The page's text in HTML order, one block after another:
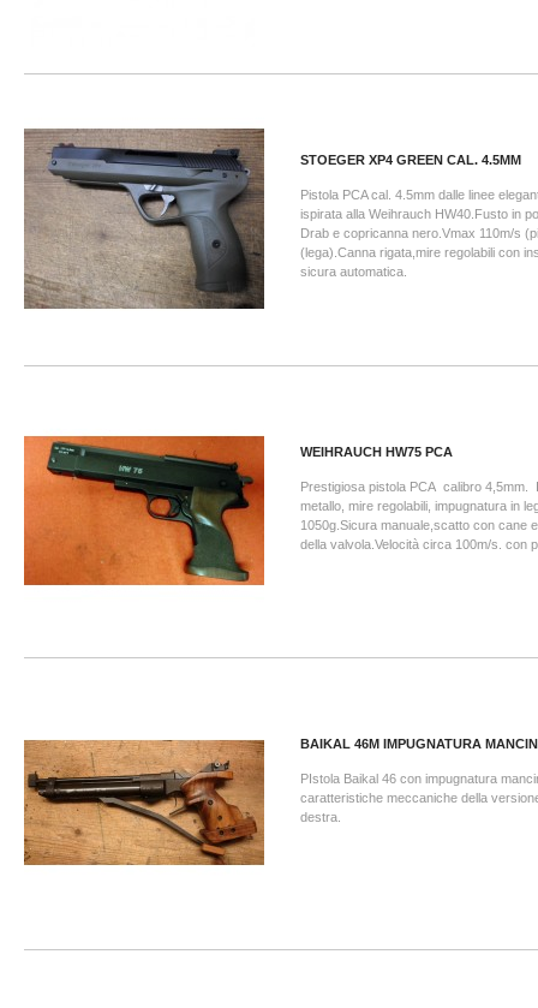
STOEGER XP4 GREEN CAL. 4.5MM
Pistola PCA cal. 4.5mm dalle linee
ispirata alla Weihrauch HW40.Fusto in
Drab e copricanna nero.Vmax 110m/s
(lega).Canna rigata,mire regolabili con
sicura automatica.
WEIHRAUCH HW75 PCA
Prestigiosa pistola PCA calibro 4,5mm.
metallo, mire regolabili, impugnatura in
1050g.Sicura manuale,scatto con cane
della valvola.Velocità circa 100m/s. con
BAIKAL 46M IMPUGNATURA
PIstola Baikal 46 con impugnatura
caratteristiche meccaniche della
destra.